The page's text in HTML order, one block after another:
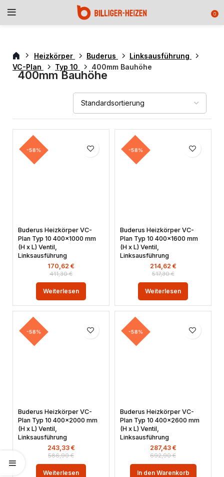
0
Heizkörper Buderus
Linksausführung
VC-Plan
Typ 10 400mm Bauhöhe
400mm Bauhöhe
-58%
Buderus Heizkörper VC-
Plan Typ 10 400×1000 mm
(H x L) Ventil,
Linksausführung
411,30€
170,62 €
Weiterlesen
-58%
Buderus Heizkörper VC-
Plan Typ 10 400×1600 mm
(H x L) Ventil,
Linksausführung
517,30€
214,62 €
Weiterlesen
-58%
Buderus Heizkörper VC-
Plan Typ 10 400×2000 mm
(H x L) Ventil,
Linksausführung
586,90€
243,33 €
Weiterlesen
-58%
Buderus Heizkörper VC-
Plan Typ 10 400×2600 mm
(H x L) Ventil,
Linksausführung
692,90€
287,43 €
In den Warenkorb